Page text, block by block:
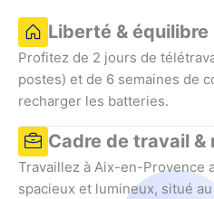
Liberté & équilibre
Profitez de 2 jours de
postes) et de 6 semaines de
recharger les batteries.
Cadre de travail &
Travaillez à Aix-en-Provence
spacieux et lumineux, situé